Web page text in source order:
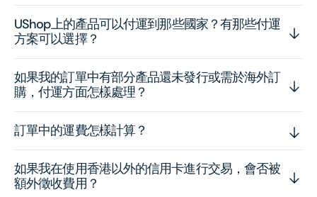
UShop上的產品可以付運到那些國家？有那些付運
方案可以選擇？
如果我的訂單中有部分產品還未發行或需於海外訂
購，付運方面怎樣處理？
訂單中的運費怎樣計算？
如果我在使用香港以外的信用卡進行交易，會否被
額外徵收費用？